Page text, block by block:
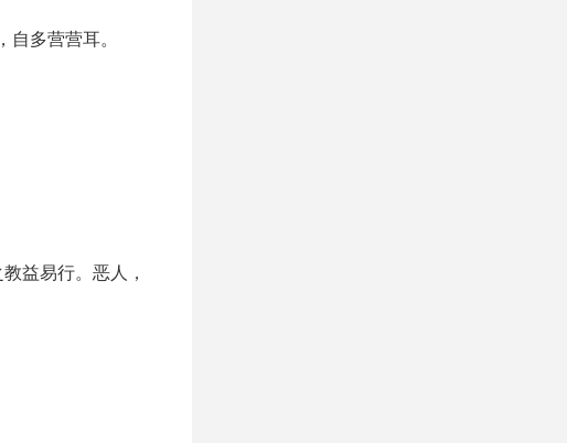
多营营耳。
益易行。恶人，